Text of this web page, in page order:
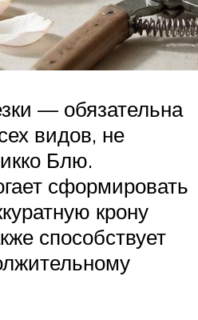
— обязательна
видов, не
Блю.
сформировать
крону
способствует